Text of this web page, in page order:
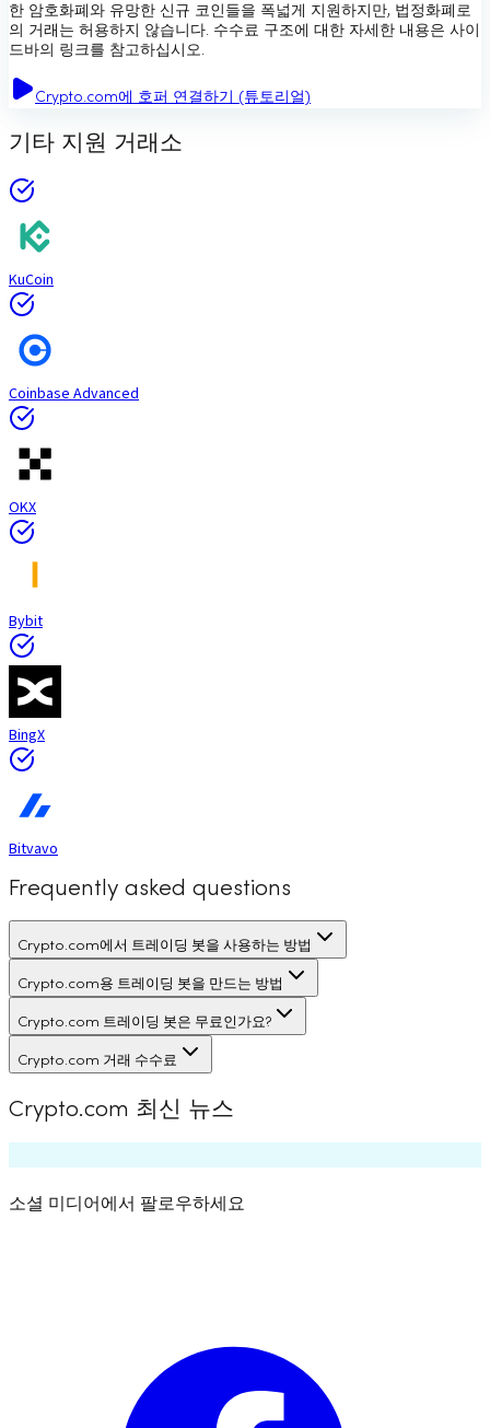
한 암호화폐와 유망한 신규 코인들을 폭넓게 지원하지만, 법정화폐로
의 거래는 허용하지 않습니다. 수수료 구조에 대한 자세한 내용은 사이
드바의 링크를 참고하십시오.
Crypto.com에 호퍼 연결하기 (튜토리얼)
기타 지원 거래소
KuCoin
Coinbase Advanced
OKX
Bybit
BingX
Bitvavo
Frequently asked questions
Crypto.com에서 트레이딩 봇을 사용하는 방법
Crypto.com용 트레이딩 봇을 만드는 방법
Crypto.com 트레이딩 봇은 무료인가요?
Crypto.com 거래 수수료
Crypto.com 최신 뉴스
소셜 미디어에서 팔로우하세요